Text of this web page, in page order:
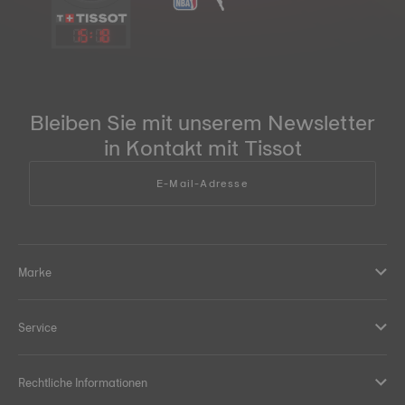
15: 18
Bleiben Sie mit unserem Newsletter
in Kontakt mit Tissot
E-Mail-Adresse
Marke
Service
Rechtliche Informationen